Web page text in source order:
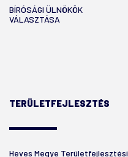
BÍRÓSÁGI ÜLNÖKÖK
VÁLASZTÁSA
TERÜLETFEJLESZTÉS
Heves Megye Területfejlesztési